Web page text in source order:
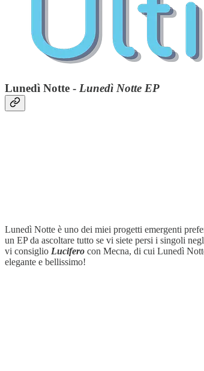
Lunedì Notte - Lunedì Notte EP
Lunedì Notte è uno dei miei progetti emergenti
un EP da ascoltare tutto se vi siete persi i singoli
vi consiglio Lucifero con Mecna, di cui Lunedì
elegante e bellissimo!